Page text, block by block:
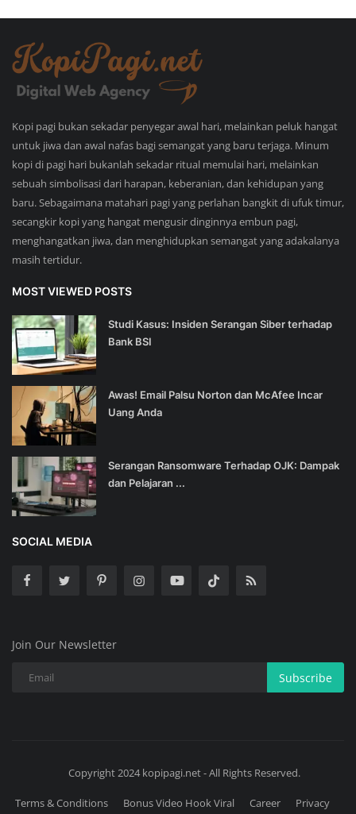
Kopi pagi bukan sekadar penyegar awal hari, melainkan peluk hangat
untuk jiwa dan awal nafas bagi semangat yang baru terjaga. Minum
kopi di pagi hari bukanlah sekadar ritual memulai hari, melainkan
sebuah simbolisasi dari harapan, keberanian, dan kehidupan yang
baru. Sebagaimana matahari pagi yang perlahan bangkit di ufuk timur,
secangkir kopi yang hangat mengusir dinginnya embun pagi,
menghangatkan jiwa, dan menghidupkan semangat yang adakalanya
masih tertidur.
MOST VIEWED POSTS
Studi Kasus: Insiden Serangan Siber terhadap
Bank BSI
Awas! Email Palsu Norton dan McAfee Incar
Uang Anda
Serangan Ransomware Terhadap OJK: Dampak
dan Pelajaran ...
SOCIAL MEDIA
Join Our Newsletter
Subscribe
Copyright 2024 kopipagi.net - All Rights Reserved.
Terms & Conditions Bonus Video Hook Viral Career Privacy